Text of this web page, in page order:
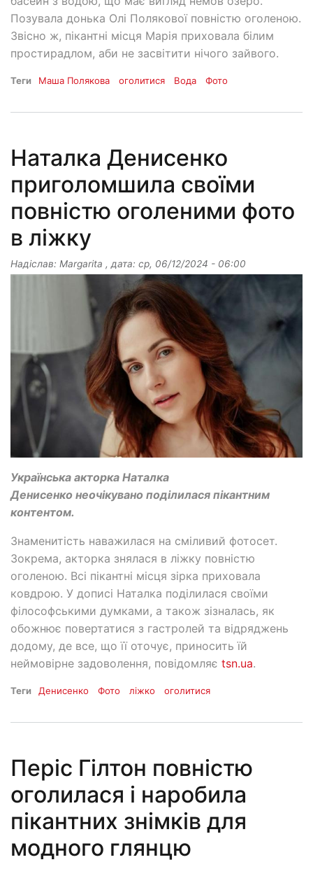
Позувала донька Олі Полякової повністю оголеною.
Звісно ж, пікантні місця Марія приховала білим
простирадлом, аби не засвітити нічого зайвого.
Теги Маша Полякова оголитися Вода Фото
Наталка Денисенко
приголомшила своїми
повністю оголеними фото
в ліжку
Надіслав: Margarita , дата: ср, 06/12/2024 - 06:00
Українська акторка Наталка
Денисенко неочікувано поділилася пікантним
контентом.
Знаменитість наважилася на сміливий фотосет.
Зокрема, акторка знялася в ліжку повністю
оголеною. Всі пікантні місця зірка приховала
ковдрою. У дописі Наталка поділилася своїми
філософськими думками, а також зізналась, як
обожнює повертатися з гастролей та відряджень
додому, де все, що її оточує, приносить їй
неймовірне задоволення, повідомляє tsn.ua.
Теги Денисенко Фото ліжко оголитися
Періс Гілтон повністю
оголилася і наробила
пікантних знімків для
модного глянцю